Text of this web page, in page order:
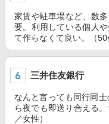
家賃や駐車場など、数
要。利用している個人
て作らなくて良い。（50
三井住友銀行
なんと言っても同行同
ら夜でも即送り合える
／女性）